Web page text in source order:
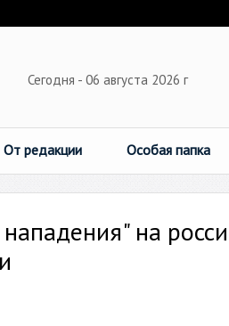
Сегодня - 06 августа 2026 г
От редакции Особая папка
на